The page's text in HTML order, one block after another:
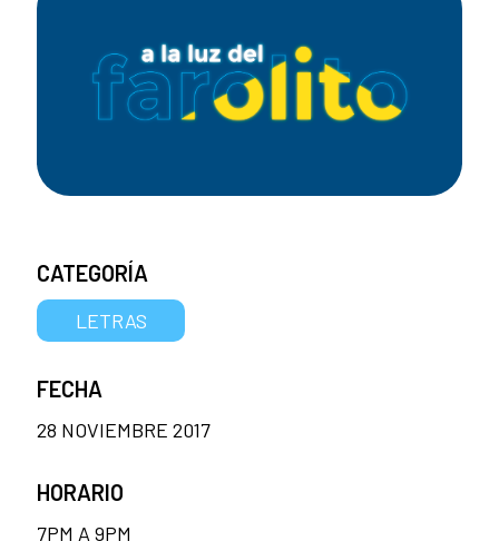
CATEGORÍA
LETRAS
FECHA
28 NOVIEMBRE 2017
HORARIO
7PM A 9PM